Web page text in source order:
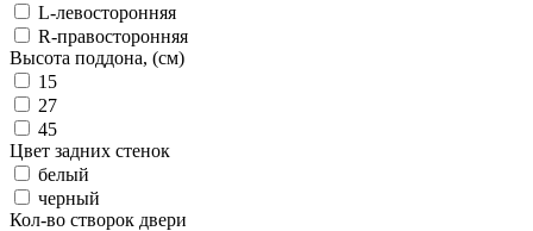
L-левосторонняя
R-правосторонняя
Высота поддона, (см)
15
27
45
Цвет задних стенок
белый
черный
Кол-во створок двери